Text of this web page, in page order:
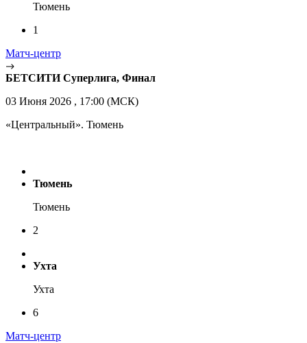
Тюмень
1
Матч-центр
БЕТСИТИ Суперлига, Финал
03 Июня 2026 , 17:00 (МСК)
«Центральный». Тюмень
Тюмень
Тюмень
2
Ухта
Ухта
6
Матч-центр